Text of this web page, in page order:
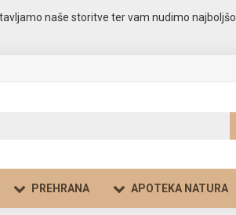
naše storitve ter vam nudimo najboljšo
PREHRANA APOTEKA NATURA